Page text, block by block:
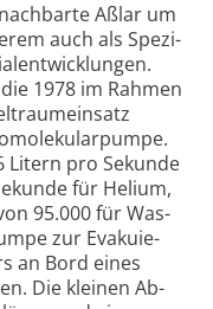
Aßlar um
auch als Spezi­
1978 im Rah­men
Li­tern pro Se­kunde
für He­lium,
95.000 für Was­
zur Eva­kuie­
an Bord eines
Die klei­nen Ab­